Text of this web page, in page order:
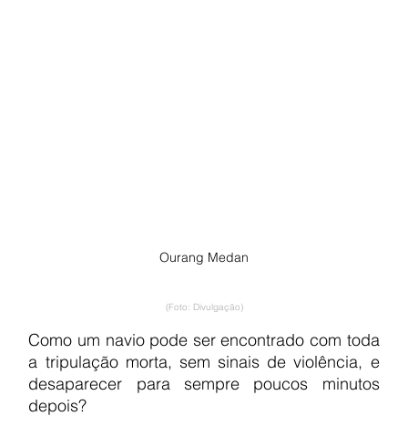
Ourang Medan
(Foto: Divulgação)
Como um navio pode ser encontrado com toda
a tripulação morta, sem sinais de violência, e
desaparecer para sempre poucos minutos
depois?